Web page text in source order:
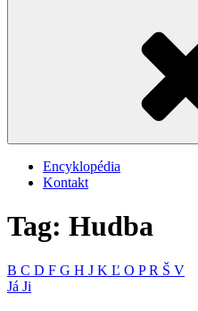
Encyklopédia
Kontakt
Tag: Hudba
B C D F G H J K Ľ O PR Š V
Já Ji